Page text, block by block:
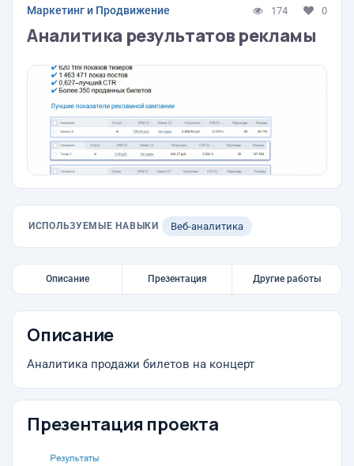
Маркетинг и Продвижение 174 0
Аналитика результатов рекламы
ИСПОЛЬЗУЕМЫЕ НАВЫКИ Веб-аналитика
Описание Презентация Другие работы
Описание
Аналитика продажи билетов на концерт
Презентация проекта